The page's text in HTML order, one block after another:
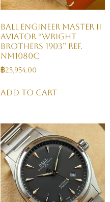
BALL Engineer Master II
Aviator “Wright
Brothers 1903” Ref.
NM1080C
฿25,954.00
Add to cart